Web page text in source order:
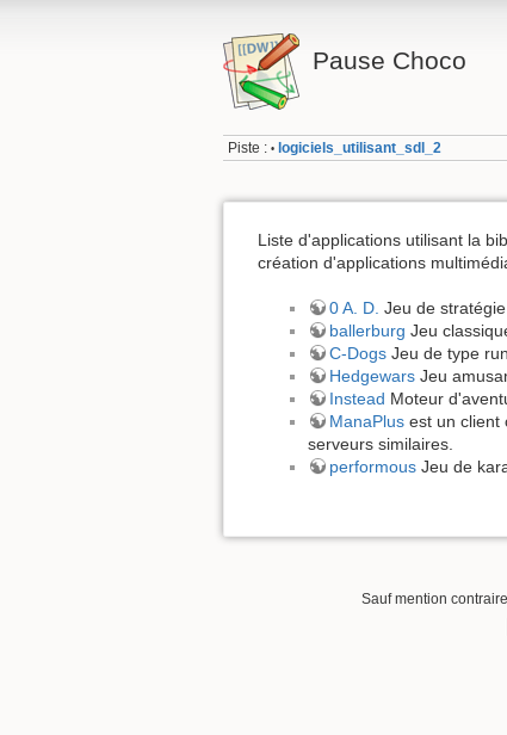
Pause Choco
Piste : • logiciels_utilisant_sdl_2
Liste d'applications utilisant la
création d'applications
0 A. D. Jeu de
ballerburg Jeu
C-Dogs Jeu de type
Hedgewars Jeu
Instead Moteur
ManaPlus est un client
serveurs similaires.
performous Jeu de
Sauf mention